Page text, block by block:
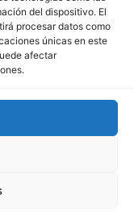
del dispositivo. El
procesar datos como
únicas en este
afectar